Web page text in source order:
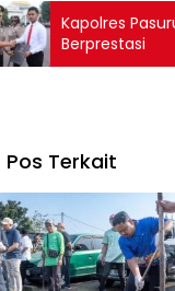
Kapolres
Berprestasi
Pos Terkait